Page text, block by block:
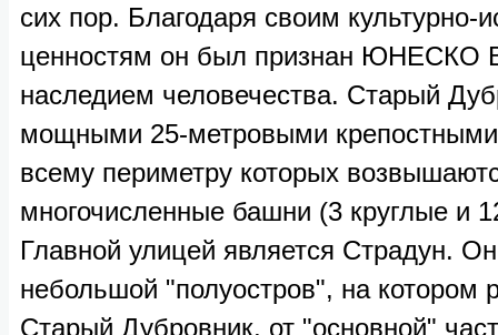
сих пор. Благодаря своим культурно-
ценностям он был признан ЮНЕСКО
наследием человечества. Старый
мощными 25-метровыми
всему периметру которых
многочисленные башни (3 круглые и
Главной улицей является Страдун.
небольшой "полуостров", на котором
Старый Дубровник, от "основной"